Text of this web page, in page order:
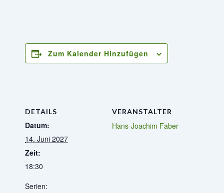
Zum Kalender Hinzufügen
DETAILS
Datum:
14. Juni 2027
Zeit:
18:30
Serien:
VERANSTALTER
Hans-Joachim Faber